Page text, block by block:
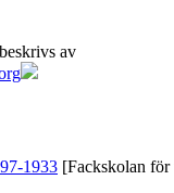
av
1933 [Fackskolan